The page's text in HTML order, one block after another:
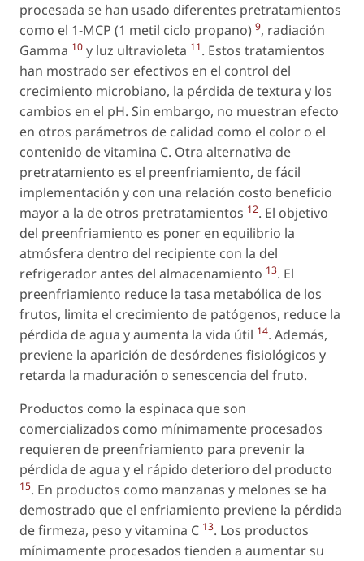
procesada se han usado diferentes pretratamientos
como el 1-MCP (1 metil ciclo propano) 9, radiación
Gamma 10 y luz ultravioleta 11. Estos tratamientos
han mostrado ser efectivos en el control del
crecimiento microbiano, la pérdida de textura y los
cambios en el pH. Sin embargo, no muestran efecto
en otros parámetros de calidad como el color o el
contenido de vitamina C. Otra alternativa de
pretratamiento es el preenfriamiento, de fácil
implementación y con una relación costo beneficio
mayor a la de otros pretratamientos 12. El objetivo
del preenfriamiento es poner en equilibrio la
atmósfera dentro del recipiente con la del
refrigerador antes del almacenamiento 13. El
preenfriamiento reduce la tasa metabólica de los
frutos, limita el crecimiento de patógenos, reduce la
pérdida de agua y aumenta la vida útil 14. Además,
previene la aparición de desórdenes fisiológicos y
retarda la maduración o senescencia del fruto.
Productos como la espinaca que son
comercializados como mínimamente procesados
requieren de preenfriamiento para prevenir la
pérdida de agua y el rápido deterioro del producto
15. En productos como manzanas y melones se ha
demostrado que el enfriamiento previene la pérdida
de firmeza, peso y vitamina C 13. Los productos
mínimamente procesados tienden a aumentar su